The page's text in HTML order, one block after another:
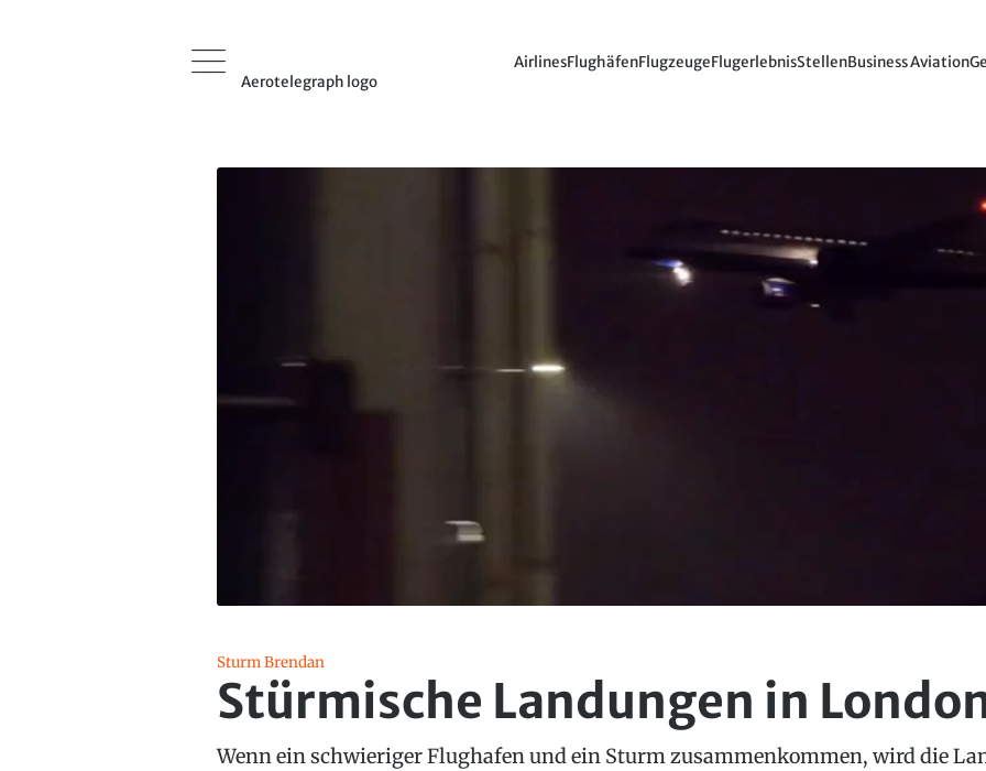
Aerotelegraph logo
AirlinesFlughäfenFlugzeugeFlugerlebnisStellenBusiness Aviation
Sturm Brendan
Stürmische Landungen in
Wenn ein schwieriger Flughafen und ein Sturm zusammenkommen, wird die